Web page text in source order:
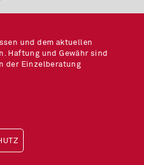
und dem aktuellen
Haftung und Gewähr sind
der Einzelberatung